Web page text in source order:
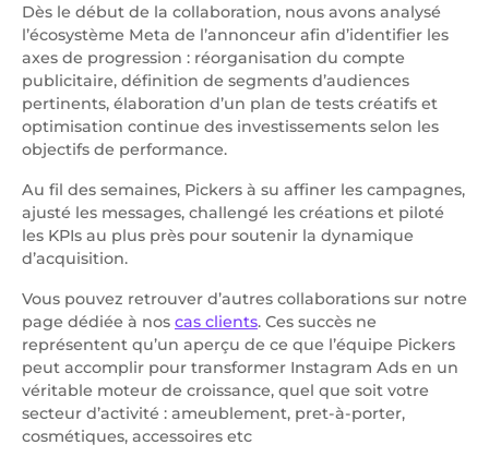
Dès le début de la collaboration, nous avons analysé
l’écosystème Meta de l’annonceur afin d’identifier les
axes de progression : réorganisation du compte
publicitaire, définition de segments d’audiences
pertinents, élaboration d’un plan de tests créatifs et
optimisation continue des investissements selon les
objectifs de performance.
Au fil des semaines, Pickers à su affiner les campagnes,
ajusté les messages, challengé les créations et piloté
les KPIs au plus près pour soutenir la dynamique
d’acquisition.
Vous pouvez retrouver d’autres collaborations sur notre
page dédiée à nos cas clients. Ces succès ne
représentent qu’un aperçu de ce que l’équipe Pickers
peut accomplir pour transformer Instagram Ads en un
véritable moteur de croissance, quel que soit votre
secteur d’activité : ameublement, pret-à-porter,
cosmétiques, accessoires etc